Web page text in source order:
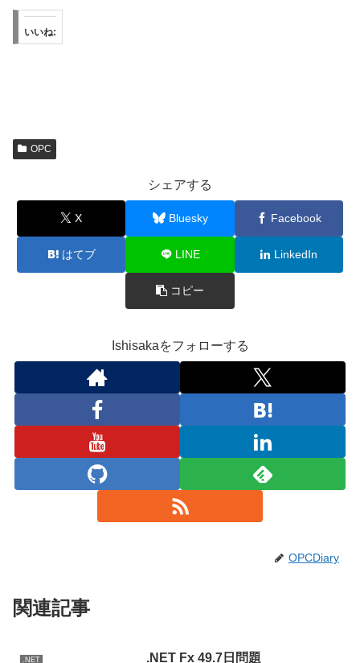
いいね:
OPC
シェアする
X Bluesky Facebook
はてブ LINE LinkedIn
コピー
Ishisakaをフォローする
OPCDiary
関連記事
.NET .NET Fx 49.7日問題